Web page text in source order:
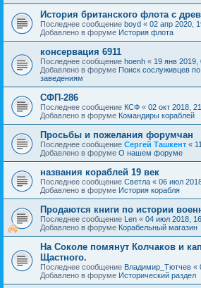
История британского флота с
Последнее сообщение boyd « 02 апр 2020,
Добавлено в форуме История флота
консервация 6911
Последнее сообщение hoenh « 19 янв 2019,
Добавлено в форуме Поиск сослуживцев
заведениям
СФП-286
Последнее сообщение КСФ « 02 окт 2018,
Добавлено в форуме Командиры кораблей
Просьбы и пожелания форумчан
Последнее сообщение Сергей Ташкент «
Добавлено в форуме О нашем форуме
названия кораблей 19 век
Последнее сообщение Cветла « 06 июл
Добавлено в форуме История корабля
Продаются книги по истории
Последнее сообщение Len « 04 июл 2018,
Добавлено в форуме Корабельный магазин
На Соколе помянут Колчаков и
Щастного.
Последнее сообщение Владимир_Тютчев «
Добавлено в форуме Исторический раздел